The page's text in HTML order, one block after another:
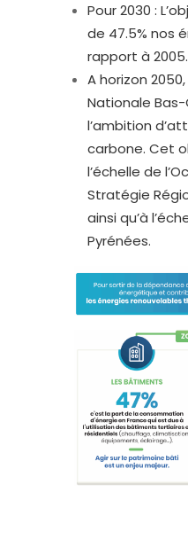
Pour 2030 :
de 47.5% nos
rapport à 2005.
A horizon
Nationale
l’ambition
carbone. Cet
l’échelle de
Stratégie
ainsi qu’à
Pyrénées.